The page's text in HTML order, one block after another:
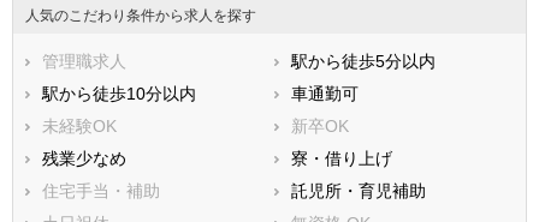
大和市
南足柄市
綾瀬市
三浦郡葉山町
高座郡寒川町
中郡大磯町
中郡二宮町
足柄上郡中井町
足柄上郡大井町
足柄上郡松田町
足柄上郡山北町
人気のこだわり条件から求人を探す
管理職求人
駅から徒歩5分以内
駅から徒歩10分以内
車通勤可
未経験OK
新卒OK
残業少なめ
寮・借り上げ
住宅手当・補助
託児所・育児補助